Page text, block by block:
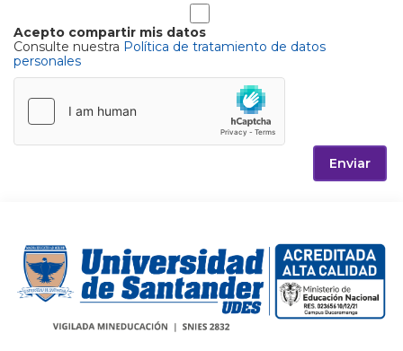
Acepto compartir mis datos
Consulte nuestra Política de tratamiento de datos
personales
Enviar